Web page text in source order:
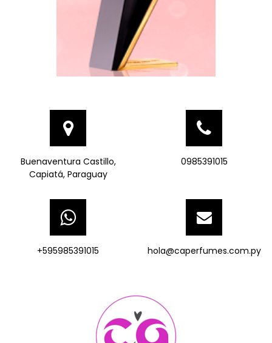
Buenaventura Castillo,
Capiatá, Paraguay
0985391015
+595985391015 hola@caperfumes.com.py